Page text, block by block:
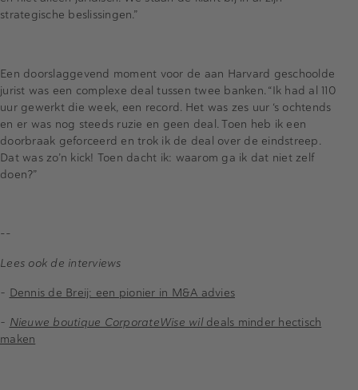
strategische beslissingen.”
Een doorslaggevend moment voor de aan Harvard geschoolde
jurist was een complexe deal tussen twee banken. “Ik had al 110
uur gewerkt die week, een record. Het was zes uur ‘s ochtends
en er was nog steeds ruzie en geen deal. Toen heb ik een
doorbraak geforceerd en trok ik de deal over de eindstreep.
Dat was zo’n kick! Toen dacht ik: waarom ga ik dat niet zelf
doen?”
--
Lees ook de interviews
- Dennis de Breij: een pionier in M&A advies
- Nieuwe boutique CorporateWise wil deals minder hectisch
maken